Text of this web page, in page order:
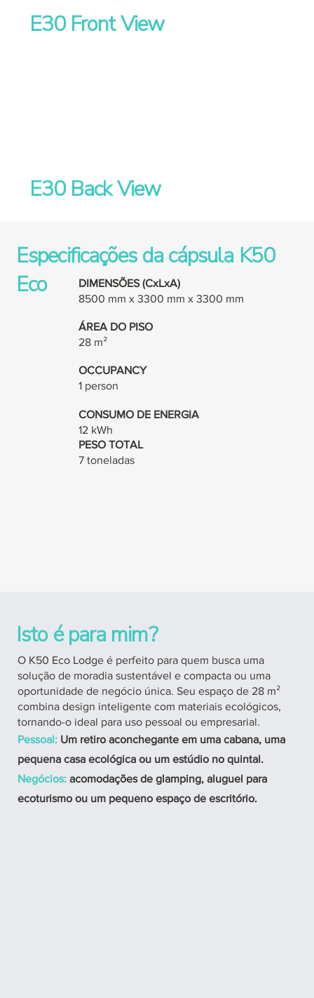
E30 Front View
E30 Back View
Especificações da cápsula K50
Eco
DIMENSÕES (CxLxA)
8500 mm x 3300 mm x 3300 mm
ÁREA DO PISO
28 m²
OCCUPANCY
1 person
CONSUMO DE ENERGIA
12 kWh
PESO TOTAL
7 toneladas
Isto é para mim?
O K50 Eco Lodge é perfeito para quem busca uma
solução de moradia sustentável e compacta ou uma
oportunidade de negócio única. Seu espaço de 28 m²
combina design inteligente com materiais ecológicos,
tornando-o ideal para uso pessoal ou empresarial.
Pessoal: Um retiro aconchegante em uma cabana, uma
pequena casa ecológica ou um estúdio no quintal.
Negócios: acomodações de glamping, aluguel para
ecoturismo ou um pequeno espaço de escritório.